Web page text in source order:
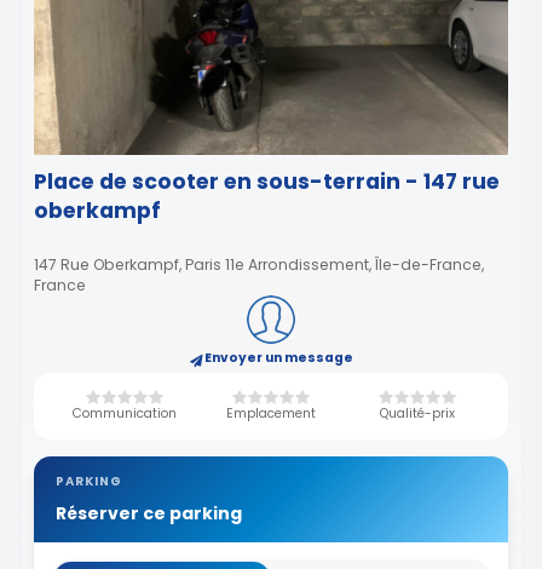
Place de scooter en sous-terrain - 147 rue
oberkampf
147 Rue Oberkampf, Paris 11e Arrondissement, Île-de-France,
France
Envoyer un message
Communication Emplacement Qualité-prix
PARKING
Réserver ce parking